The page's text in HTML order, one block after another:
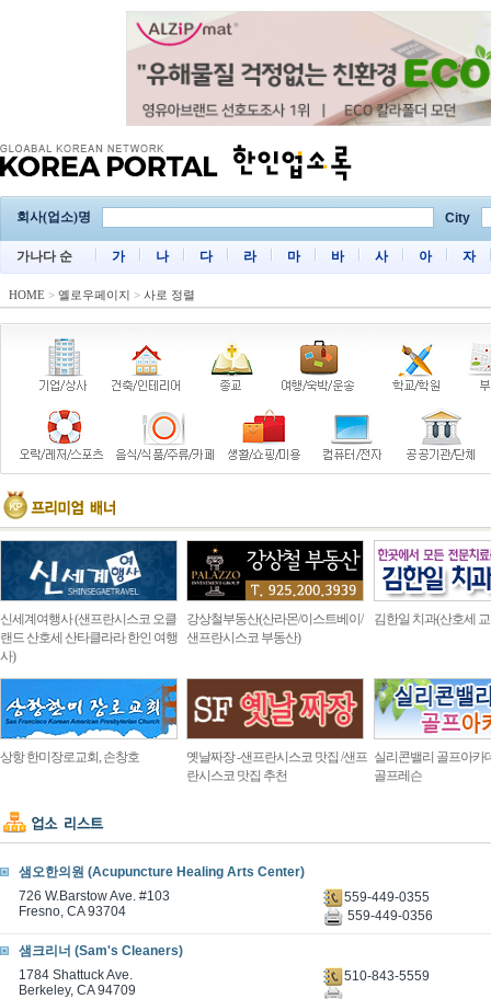
회사(업소)명 City
가나다 순 가 나 다 라 마 바 사 아 자
HOME > 옐로우페이지 > 사로 정렬
신세계여행사 (샌프란시스코 오클
랜드 산호세 산타클라라 한인 여행
사)
강상철부동산(산라몬/이스트베이/
샌프란시스코 부동산)
김한일 치과(산호세
상항 한미장로교회, 손창호
옛날짜장 -샌프란시스코 맛집 /샌프
란시스코 맛집 추천
실리콘밸리 골프아카
골프레슨
샘오한의원 (Acupuncture Healing Arts Center)
726 W.Barstow Ave. #103
Fresno, CA 93704
559-449-0355
559-449-0356
샘크리너 (Sam's Cleaners)
1784 Shattuck Ave.
Berkeley, CA 94709
510-843-5559